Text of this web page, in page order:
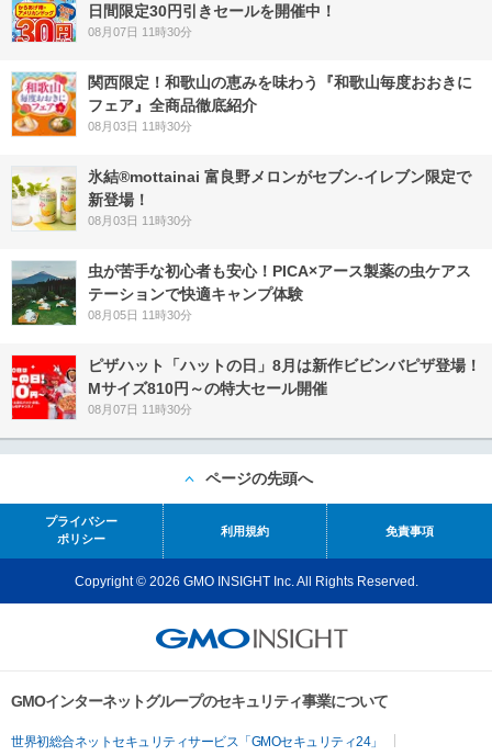
日間限定30円引きセールを開催中！
08月07日 11時30分
関西限定！和歌山の恵みを味わう『和歌山毎度おおきに
フェア』全商品徹底紹介
08月03日 11時30分
氷結®mottainai 富良野メロンがセブン‐イレブン限定で
新登場！
08月03日 11時30分
虫が苦手な初心者も安心！PICA×アース製薬の虫ケアス
テーションで快適キャンプ体験
08月05日 11時30分
ピザハット「ハットの日」8月は新作ビビンバピザ登場！
Mサイズ810円～の特大セール開催
08月07日 11時30分
ページの先頭へ
プライバシー
ポリシー
利用規約 免責事項
Copyright © 2026 GMO INSIGHT Inc. All Rights Reserved.
GMOインターネットグループのセキュリティ事業について
世界初総合ネットセキュリティサービス「GMOセキュリティ24」